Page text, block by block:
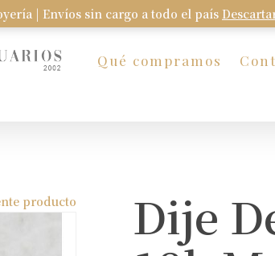
| Envíos sin cargo a todo el país
Qué compramos
producto
Dije